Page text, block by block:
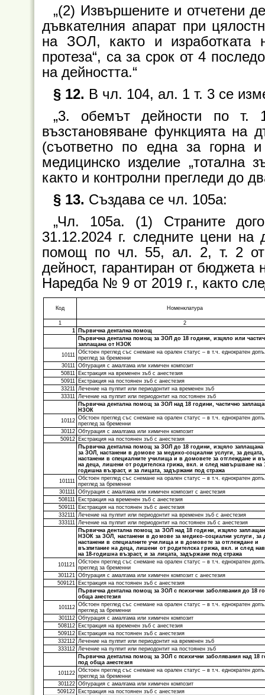
„(2) Извършените и отчетени
дъвкателния апарат при
на ЗОЛ, както и изработката
протеза“, са за срок от 4
на дейността.“
§ 12. В чл. 104, ал. 1 т. 3 се
„3. обемът дейности по
възстановяване функцията на
(съответно по една за горна
медицинско изделие „тотална
както и контролни прегледи до
§ 13. Създава се чл. 105а:
„Чл. 105а. (1) Страните
31.12.2024 г. следните цени на
помощ по чл. 55, ал. 2, т. 2 от
дейност, гарантиран от
Наредба № 9 от 2019 г., както
Код Номенклатура
1
2
1
Първична дентална помощ
Първична дентална помощ за ЗОЛ до 18 години, изцяло или
заплащана от НЗОК
10111
Обстоен преглед със снемане на орален статус – в т.ч. еднократен
преглед за бременни
30111
Обтурация с амалгама или химичен композит
50811
Екстракция на временен зъб с анестезия
50911
Екстракция на постоянен зъб с анестезия
33211
Лечение на пулпит или периодонтит на временен зъб
33311
Лечение на пулпит или периодонтит на постоянен зъб
Първична дентална помощ за ЗОЛ над 18 години, частично
НЗОК
10112 Обстоен преглед със снемане на орален статус – в т.ч. еднократен
преглед за бременни
30112 Обтурация с амалгама или химичен композит
50912 Екстракция на постоянен зъб с анестезия
Първична дентална помощ за ЗОЛ до 18 години, изцяло
за ЗОЛ, настанени в домове за медико-социални услуги, за децата,
настанени в специалните училища и в домовете за отглеждане и
на деца, лишени от родителска грижа, вкл. и след навършване на
годишна възраст, и за лицата, задържани под стража
101111
Обстоен преглед със снемане на орален статус – в т.ч. еднократен
преглед за бременни
301111
Обтурация с амалгама или химичен композит с анестезия
508111
Екстракция на временен зъб с анестезия
509111
Екстракция на постоянен зъб с анестезия
332111
Лечение на пулпит или периодонтит на временен зъб с анестезия
333111
Лечение на пулпит или периодонтит на постоянен зъб с анестезия
Първична дентална помощ за ЗОЛ над 18 години, изцяло
НЗОК за ЗОЛ, настанени в домове за медико-социални услуги, за
настанени в специалните училища и в домовете за отглеждане и
възпитание на деца, лишени от родителска грижа, вкл. и след
на 18-годишна възраст, и за лицата, задържани под стража
101121
Обстоен преглед със снемане на орален статус – в т.ч. еднократен
преглед за бременни
301121
Обтурация с амалгама или химичен композит с анестезия
509121
Екстракция на постоянен зъб с анестезия
Първична дентална помощ за ЗОЛ с психични заболявания до 18
обща анестезия
101112 Обстоен преглед със снемане на орален статус – в т.ч. еднократен
преглед за бременни
301112 Обтурация с амалгама или химичен композит
508112 Екстракция на временен зъб с анестезия
509112 Екстракция на постоянен зъб с анестезия
332112 Лечение на пулпит или периодонтит на временен зъб
333112 Лечение на пулпит или периодонтит на постоянен зъб
Първична дентална помощ за ЗОЛ с психични заболявания над 18
под обща анестезия
101122 Обстоен преглед със снемане на орален статус – в т.ч. еднократен
преглед за бременни
301122 Обтурация с амалгама или химичен композит
509122 Екстракция на постоянен зъб с анестезия